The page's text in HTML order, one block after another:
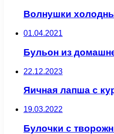
Волнушки
01.04.2021
Бульон из
22.12.2023
Яичная лапша с
19.03.2022
Булочки с